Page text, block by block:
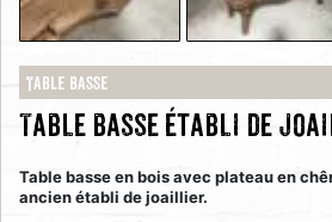
Table basse
Table basse établi de
Table basse en bois avec plateau en
ancien établi de joaillier.